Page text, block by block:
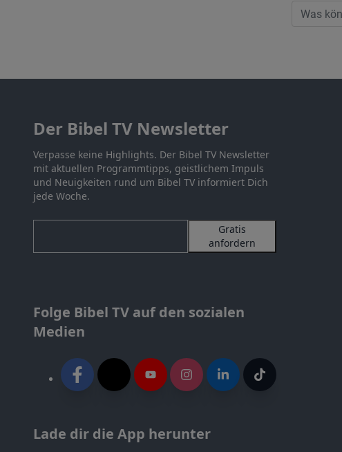
Der Bibel TV Newsletter
Verpasse keine Highlights. Der Bibel TV Newsletter
mit aktuellen Programmtipps, geistlichem Impuls
und Neuigkeiten rund um Bibel TV informiert Dich
jede Woche.
Gratis
anfordern
Folge Bibel TV auf den sozialen
Medien
Lade dir die App herunter